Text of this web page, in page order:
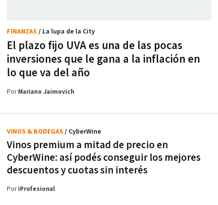
El plazo fijo UVA es una de las pocas
inversiones que le gana a la inflación en
lo que va del año
FINANZAS / La lupa de la City
PorMariano Jaimovich
Vinos premium a mitad de precio en
CyberWine: así podés conseguir los mejores
descuentos y cuotas sin interés
VINOS & BODEGAS / CyberWine
PoriProfesional